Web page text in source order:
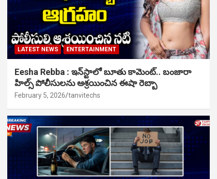
LATEST NEWS ENTERTAINMENT
Eesha Rebba : ఇన్‌స్టాలో బూతు కామెంట్.. బంజారా
హిల్స్ పోలీసులను ఆశ్రయించిన ఈషా రెబ్బా
February 5, 2026 tanvitechs